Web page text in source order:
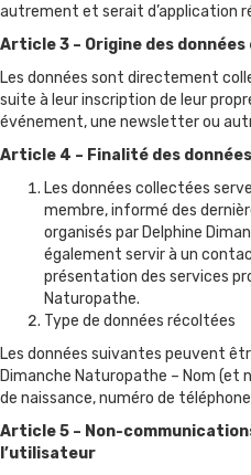
autrement et serait d’application
Article 3 – Origine des
Les données sont directement
suite à leur inscription de leur
événement, une newsletter ou
Article 4 – Finalité des données
Les données collectées
membre, informé des
organisés par Delphine
également servir à un
présentation des services
Naturopathe.
Type de données récoltées
Les données suivantes peuvent
Dimanche Naturopathe – Nom (et
de naissance, numéro de
Article 5 – Non-
l’utilisateur